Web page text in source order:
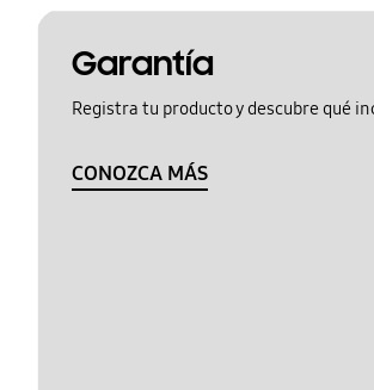
Garantía
Registra tu producto y descubre qué
CONOZCA MÁS